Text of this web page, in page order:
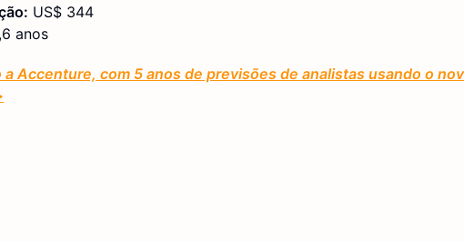
US$ 344
anos
Accenture, com 5 anos de previsões de analistas usando o